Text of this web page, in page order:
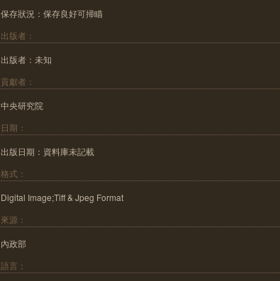
保存狀況：保存良好可掃瞄
出版者：
出版者：未知
貢獻者：
中央研究院
日期：
出版日期：資料庫未記載
格式：
Digital Image;Tiff & Jpeg Format
來源：
內政部
語言：